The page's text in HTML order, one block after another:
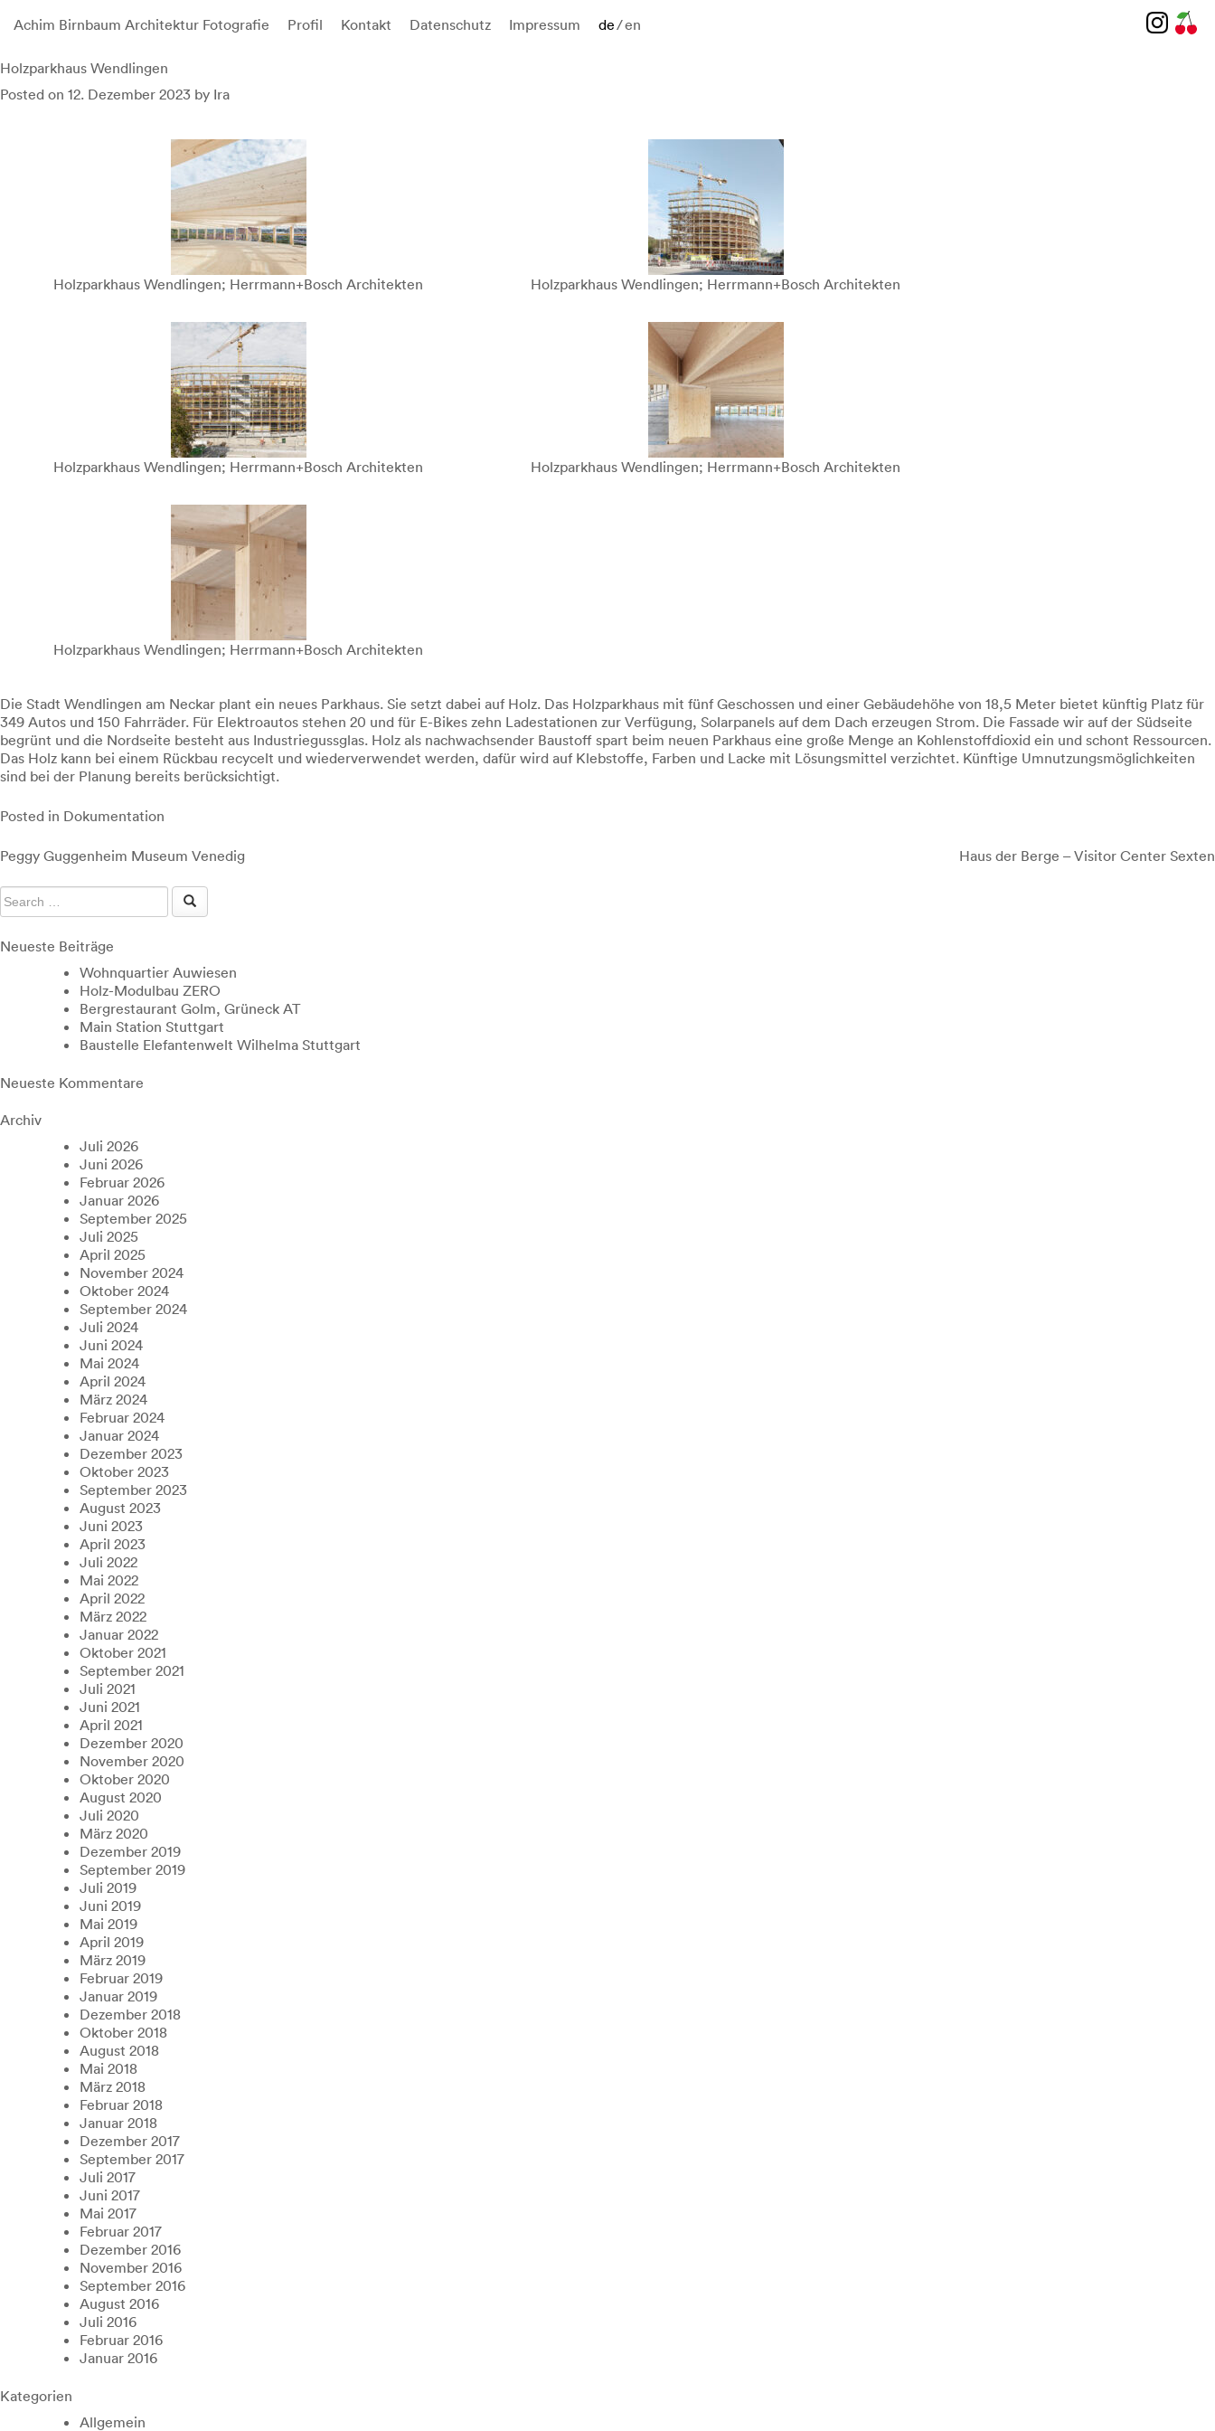
Achim Birnbaum Architektur Fotografie Profil Kontakt Datenschutz Impressum de/en
Skip
to
content
Holzparkhaus Wendlingen
Posted on 12. Dezember 2023 by Ira
Holzparkhaus Wendlingen; Herrmann+Bosch Architekten Holzparkhaus Wendlingen; Herrmann+Bosch Architekten
Holzparkhaus Wendlingen; Herrmann+Bosch Architekten Holzparkhaus Wendlingen; Herrmann+Bosch Architekten
Holzparkhaus Wendlingen; Herrmann+Bosch Architekten
Die Stadt Wendlingen am Neckar plant ein neues Parkhaus. Sie setzt dabei auf Holz. Das Holzparkhaus mit fünf Geschossen und einer Gebäudehöhe von 18,5 Meter bietet künftig Platz für
349 Autos und 150 Fahrräder. Für Elektroautos stehen 20 und für E-Bikes zehn Ladestationen zur Verfügung, Solarpanels auf dem Dach erzeugen Strom. Die Fassade wir auf der Südseite
begrünt und die Nordseite besteht aus Industriegussglas. Holz als nachwachsender Baustoff spart beim neuen Parkhaus eine große Menge an Kohlenstoffdioxid ein und schont Ressourcen.
Das Holz kann bei einem Rückbau recycelt und wiederverwendet werden, dafür wird auf Klebstoffe, Farben und Lacke mit Lösungsmittel verzichtet. Künftige Umnutzungsmöglichkeiten
sind bei der Planung bereits berücksichtigt.
Posted in Dokumentation
Beitragsnavigation
Peggy Guggenheim Museum Venedig Haus der Berge – Visitor Center Sexten
Neueste Beiträge
Wohnquartier Auwiesen
Holz-Modulbau ZERO
Bergrestaurant Golm, Grüneck AT
Main Station Stuttgart
Baustelle Elefantenwelt Wilhelma Stuttgart
Neueste Kommentare
Archiv
Juli 2026
Juni 2026
Februar 2026
Januar 2026
September 2025
Juli 2025
April 2025
November 2024
Oktober 2024
September 2024
Juli 2024
Juni 2024
Mai 2024
April 2024
März 2024
Februar 2024
Januar 2024
Dezember 2023
Oktober 2023
September 2023
August 2023
Juni 2023
April 2023
Juli 2022
Mai 2022
April 2022
März 2022
Januar 2022
Oktober 2021
September 2021
Juli 2021
Juni 2021
April 2021
Dezember 2020
November 2020
Oktober 2020
August 2020
Juli 2020
März 2020
Dezember 2019
September 2019
Juli 2019
Juni 2019
Mai 2019
April 2019
März 2019
Februar 2019
Januar 2019
Dezember 2018
Oktober 2018
August 2018
Mai 2018
März 2018
Februar 2018
Januar 2018
Dezember 2017
September 2017
Juli 2017
Juni 2017
Mai 2017
Februar 2017
Dezember 2016
November 2016
September 2016
August 2016
Juli 2016
Februar 2016
Januar 2016
Kategorien
Allgemein